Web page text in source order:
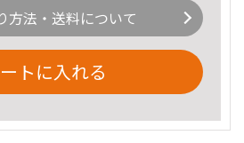
方法・送料について
トに入れる